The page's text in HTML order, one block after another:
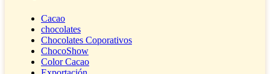
Cacao
chocolates
Chocolates Coporativos
ChocoShow
Color Cacao